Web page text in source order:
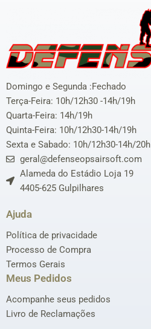
Domingo e Segunda :Fechado
Terça-Feira: 10h/12h30 -14h/19h
Quarta-Feira: 14h/19h
Quinta-Feira: 10h/12h30-14h/19h
Sexta e Sabado: 10h/12h30-14h/20h
geral@defenseopsairsoft.com
Alameda do Estádio Loja 19
4405-625 Gulpilhares
Ajuda
Política de privacidade
Processo de Compra
Termos Gerais
Meus Pedidos
Acompanhe seus pedidos
Livro de Reclamações